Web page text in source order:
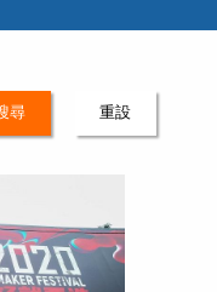
尋 重設